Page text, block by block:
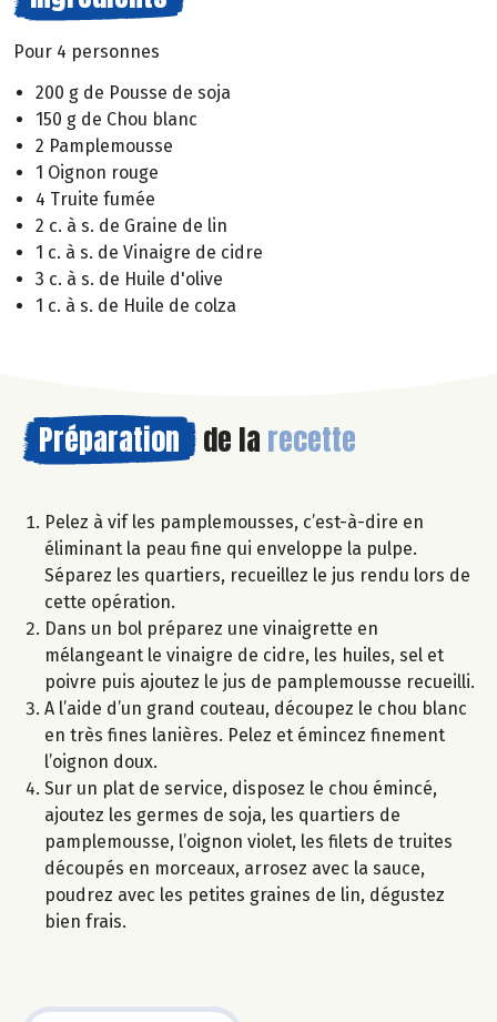
Pour 4 personnes
200 g de Pousse de soja
150 g de Chou blanc
2 Pamplemousse
1 Oignon rouge
4 Truite fumée
2 c. à s. de Graine de lin
1 c. à s. de Vinaigre de cidre
3 c. à s. de Huile d'olive
1 c. à s. de Huile de colza
Préparation de la recette
Pelez à vif les pamplemousses, c’est-à-dire en
éliminant la peau fine qui enveloppe la pulpe.
Séparez les quartiers, recueillez le jus rendu lors de
cette opération.
Dans un bol préparez une vinaigrette en
mélangeant le vinaigre de cidre, les huiles, sel et
poivre puis ajoutez le jus de pamplemousse recueilli.
A l’aide d’un grand couteau, découpez le chou blanc
en très fines lanières. Pelez et émincez finement
l’oignon doux.
Sur un plat de service, disposez le chou émincé,
ajoutez les germes de soja, les quartiers de
pamplemousse, l’oignon violet, les filets de truites
découpés en morceaux, arrosez avec la sauce,
poudrez avec les petites graines de lin, dégustez
bien frais.